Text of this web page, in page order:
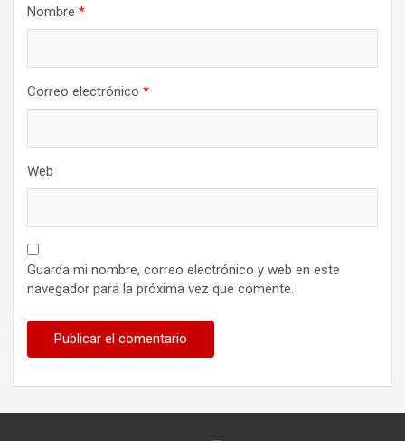
Nombre *
Correo electrónico *
Web
Guarda mi nombre, correo electrónico y web en este
navegador para la próxima vez que comente.